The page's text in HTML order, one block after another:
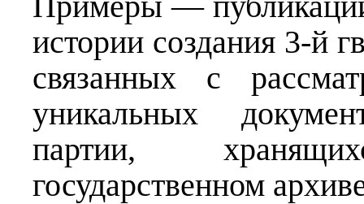
истории создания 3-й
связанных с
уникальных
партии,
государственном